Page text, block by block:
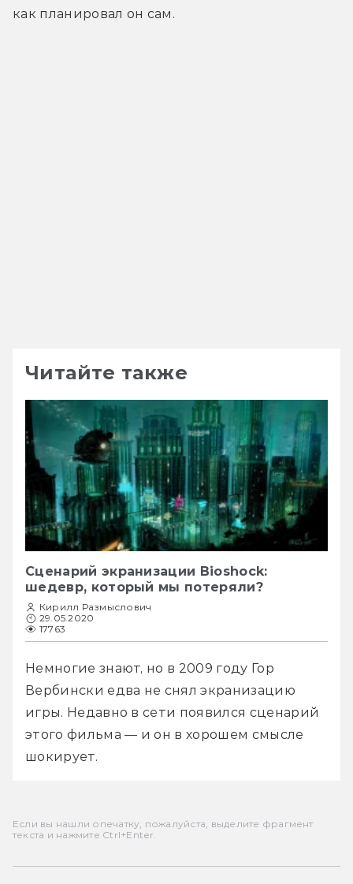
как планировал он сам.
Читайте также
Сценарий экранизации Bioshock:
шедевр, который мы потеряли?
Кирилл Размыслович
29.05.2020
17763
Немногие знают, но в 2009 году Гор
Вербински едва не снял экранизацию
игры. Недавно в сети появился сценарий
этого фильма — и он в хорошем смысле
шокирует.
Если вы нашли опечатку, пожалуйста, выделите фрагмент
текста и нажмите Ctrl+Enter.